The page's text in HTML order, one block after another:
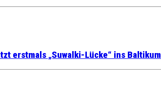
erstmals „Suwalki-Lücke“ ins Baltikum